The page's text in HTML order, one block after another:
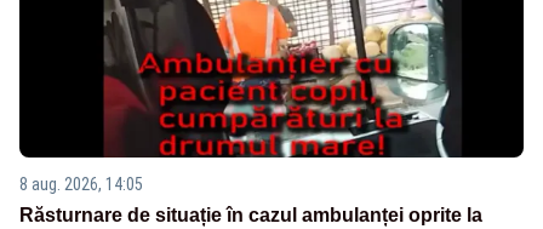
8 aug. 2026, 14:05
Răsturnare de situație în cazul ambulanței oprite la